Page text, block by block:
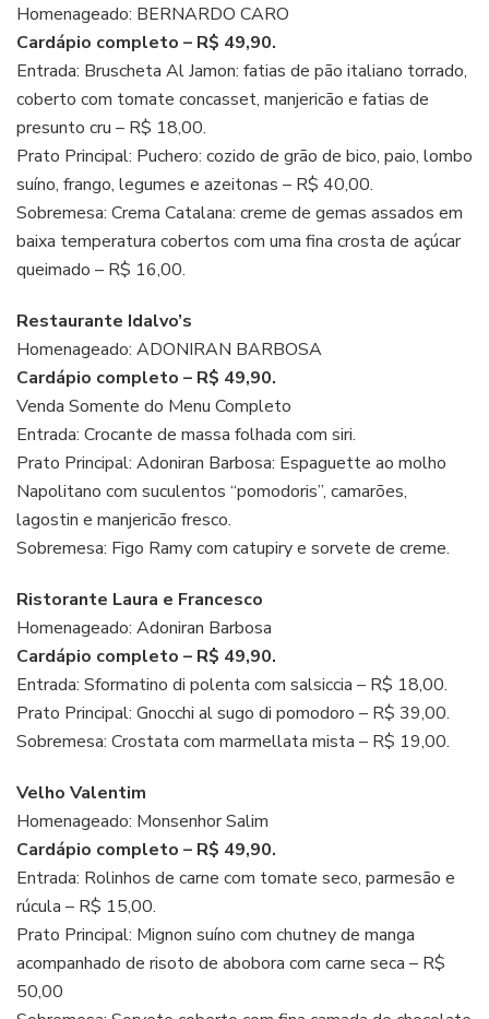
Homenageado: BERNARDO CARO
Cardápio completo – R$ 49,90.
Entrada: Bruscheta Al Jamon: fatias de pão italiano torrado,
coberto com tomate concasset, manjericão e fatias de
presunto cru – R$ 18,00.
Prato Principal: Puchero: cozido de grão de bico, paio, lombo
suíno, frango, legumes e azeitonas – R$ 40,00.
Sobremesa: Crema Catalana: creme de gemas assados em
baixa temperatura cobertos com uma fina crosta de açúcar
queimado – R$ 16,00.
Restaurante Idalvo’s
Homenageado: ADONIRAN BARBOSA
Cardápio completo – R$ 49,90.
Venda Somente do Menu Completo
Entrada: Crocante de massa folhada com siri.
Prato Principal: Adoniran Barbosa: Espaguette ao molho
Napolitano com suculentos “pomodoris”, camarões,
lagostin e manjericão fresco.
Sobremesa: Figo Ramy com catupiry e sorvete de creme.
Ristorante Laura e Francesco
Homenageado: Adoniran Barbosa
Cardápio completo – R$ 49,90.
Entrada: Sformatino di polenta com salsiccia – R$ 18,00.
Prato Principal: Gnocchi al sugo di pomodoro – R$ 39,00.
Sobremesa: Crostata com marmellata mista – R$ 19,00.
Velho Valentim
Homenageado: Monsenhor Salim
Cardápio completo – R$ 49,90.
Entrada: Rolinhos de carne com tomate seco, parmesão e
rúcula – R$ 15,00.
Prato Principal: Mignon suíno com chutney de manga
acompanhado de risoto de abobora com carne seca – R$
50,00